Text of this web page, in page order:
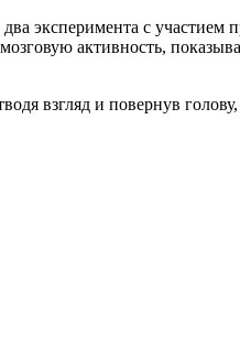
эксперимента с
активность,
взгляд и повернув